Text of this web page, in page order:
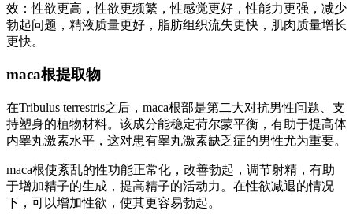
效：性欲更高，性欲更频繁，性感觉更好，性能力更强，减少
勃起问题，精液质量更好，脂肪组织流失更快，肌肉质量增长
更快。
maca根提取物
在Tribulus terrestris之后，maca根部是第二大对抗男性问题、支
持塑身的植物材料。该成分能稳定荷尔蒙平衡，有助于提高体
内睾丸激素水平，这对患有睾丸激素缺乏症的男性尤为重要。
maca根使紊乱的性功能正常化，改善勃起，调节射精，有助
于增加精子的生成，提高精子的活动力。在性欲减退的情况
下，可以增加性欲，使其更容易勃起。